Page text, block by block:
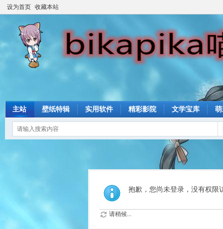
设为首页 收藏本站
主站 壁纸特辑 实用软件 精彩影院 文学宝库
抱歉，您尚未登录，没有权限
请稍候...